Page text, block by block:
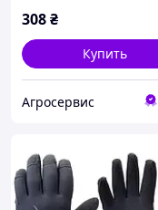
308₴
Купить
Агросервис